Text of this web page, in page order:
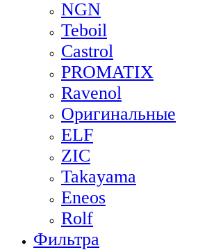
NGN
Teboil
Castrol
PROMATIX
Ravenol
Оригинальные
ELF
ZIC
Takayama
Eneos
Rolf
Фильтра